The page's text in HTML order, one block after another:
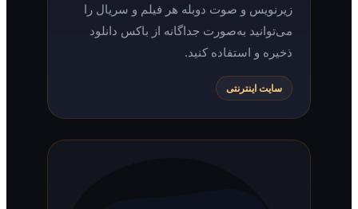
زیرنویس و صوت دوبله هر فیلم و سریال را
می‌توانید به‌صورت جداگانه از باکس دانلود
ذخیره و استفاده کنید.
سایت اینترنتی